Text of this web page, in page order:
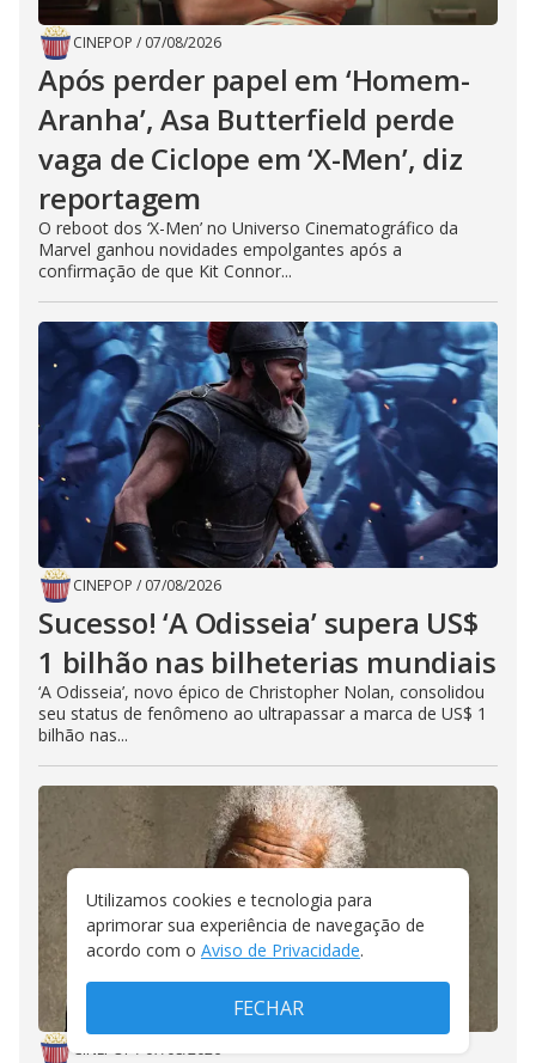
CINEPOP / 07/08/2026
Após perder papel em ‘Homem-
Aranha’, Asa Butterfield perde
vaga de Ciclope em ‘X-Men’, diz
reportagem
O reboot dos ‘X-Men’ no Universo Cinematográfico da
Marvel ganhou novidades empolgantes após a
confirmação de que Kit Connor...
CINEPOP / 07/08/2026
Sucesso! ‘A Odisseia’ supera US$
1 bilhão nas bilheterias mundiais
‘A Odisseia’, novo épico de Christopher Nolan, consolidou
seu status de fenômeno ao ultrapassar a marca de US$ 1
bilhão nas...
CINEPOP / 07/08/2026
Utilizamos cookies e tecnologia para
aprimorar sua experiência de navegação de
acordo com o Aviso de Privacidade.
FECHAR